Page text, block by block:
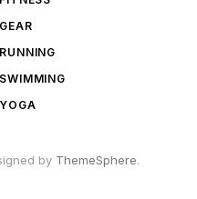
GEAR
RUNNING
SWIMMING
YOGA
by ThemeSphere.